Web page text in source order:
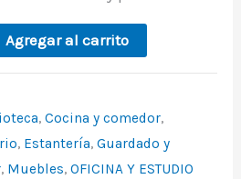
Agregar al carrito
,Cocina y comedor,
, Estantería,Guardado y
, Muebles,OFICINA Y ESTUDIO